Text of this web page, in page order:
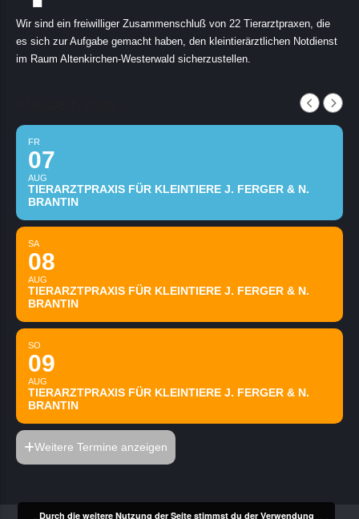
Wir sind ein freiwilliger Zusammenschluß von 22 Tierarztpraxen, die
es sich zur Aufgabe gemacht haben, den kleintierärztlichen Notdienst
im Raum Altenkirchen-Westerwald sicherzustellen.
FR
07
AUG
TIERARZTPRAXIS FÜR KLEINTIERE J. FERGER & N.
BRANTIN
SA
08
AUG
TIERARZTPRAXIS FÜR KLEINTIERE J. FERGER & N.
BRANTIN
SO
09
AUG
TIERARZTPRAXIS FÜR KLEINTIERE J. FERGER & N.
BRANTIN
Weitere Termine anzeigen
Durch die weitere Nutzung der Seite stimmst du der Verwendung